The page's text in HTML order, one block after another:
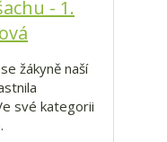
- 1.
žákyně naší
své kategorii